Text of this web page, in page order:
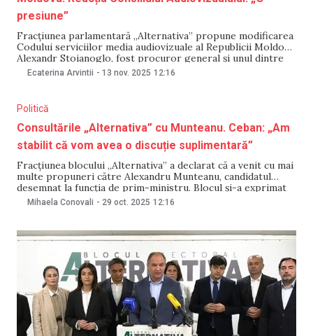
presiune”
Fracțiunea parlamentară „Alternativa” propune modificarea
Codului serviciilor media audiovizuale al Republicii Moldova.
Alexandr Stoianoglo, fost procuror general și unul dintre
liderii blocului, acuză Consiliul Audiovizualului (CA) de
depolitizarea instituției și crearea unui spațiu mediatic
„liber de
Ecaterina Arvintii - 13 nov. 2025 12:16
Politică
Consultările „Alternativa” cu Munteanu. Ceban: „Am
stabilit că vom avea o discuție suplimentară”
Fracțiunea blocului „Alternativa” a declarat că a venit cu mai
multe propuneri către Alexandru Munteanu, candidatul
desemnat la funcția de prim-ministru. Blocul și-a exprimat
speranța că „aceste recomandări se vor regăsi în
Mihaela Conovali - 29 oct. 2025 12:16